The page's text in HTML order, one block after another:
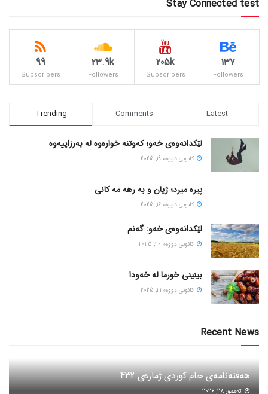
Stay Connected test
137
Followers
205k
Subscribers
23.9k
Followers
99
Subscribers
Trending Comments Latest
لێکدانەوەی خەو؛ کەوتنە خوارەوە لە بەرزاییەوە
كانونی دووه‌م 19, 2025
پیره میرد؛ ژیان و به رهه مه کانی
كانونی دووه‌م 16, 2025
لێکدانەوەی خەو: گەنم
كانونی دووه‌م 20, 2025
بینینی خورما لە خەودا
كانونی دووه‌م 21, 2025
Recent News
هەفتەنامەی جام کوردی ژمارەی 432
ته‌مموز 28, 2026